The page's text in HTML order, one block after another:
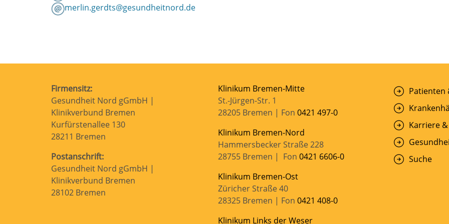
merlin.gerdts@gesundheitnord.de
Firmensitz:
Gesundheit Nord gGmbH |
Klinikverbund Bremen
Kurfürstenallee 130
28211 Bremen
Postanschrift:
Gesundheit Nord gGmbH |
Klinikverbund Bremen
28102 Bremen
Klinikum Bremen-Mitte
St.-Jürgen-Str. 1
28205 Bremen | Fon0421 497-0
Klinikum Bremen-Nord
Hammersbecker Straße 228
28755 Bremen | Fon0421 6606-0
Klinikum Bremen-Ost
Züricher Straße 40
28325 Bremen | Fon0421 408-0
Klinikum Links der Weser
Patienten
Karriere
Suche